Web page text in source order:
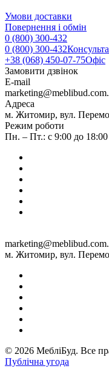
Умови доставки
Повернення і обмін
0 (800) 300-432
0 (800) 300-432
+38 (068) 450-07-75Офіс
Замовити дзвінок
E-mail
Адреса
м. Житомир, вул.
Режим роботи
Пн. – Пт.: с 9:00 до 18:00
м. Житомир, вул.
© 2026 МебліБуд. Все
Публічна угода